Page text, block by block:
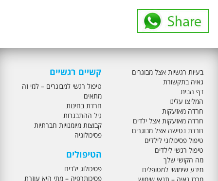
בעיות רגשיות אצל מבוגרים
גאיה בתקשורת
דף הבית
המליצו עלינו
חרדה מאזעקות
חרדה מאזעקות אצל ילדים
חרדת נטישה אצל מבוגרים
טיפול פסיכולוגי לילדים
טיפול רגשי לילדים
מה הקושי שלך
מידע שימושי למטופלים
קשיים רגשיים
טיפול רגשי למבוגרים – למי זה
מתאים
חרדת בחינות
גיל ההתבגרות
קבוצות מיומנויות חברתיות
פסיכולוגיה
הטיפולים
פסיכולוג ילדים
פסיכותרפיה – מתי היא עוזרת